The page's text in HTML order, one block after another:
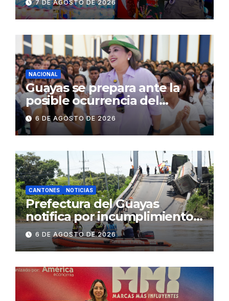
públicos de Pichincha: 684
operativos en zonas
comerciales y de
concurrencia
7 DE AGOSTO DE 2026
NACIONAL
Guayas se prepara ante la
posible ocurrencia del
fenómeno de El Niño:
Gobierno Nacional capacita a
2.500 jóvenes
6 DE AGOSTO DE 2026
CANTONES NOTICIAS
Prefectura del Guayas
notifica por incumplimiento
contractual a la
Concesionaria CONORTE y
exige celeridad en
desmontaje del puente
Gonzalo Icaza Cornejo, en
Daule
6 DE AGOSTO DE 2026